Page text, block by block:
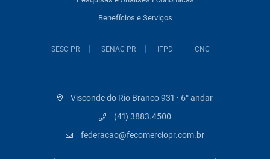
Benefícios e Serviços
SESC PR SENAC PR IFPD CNC
Visconde do Rio Branco 931 • 6° andar
(41) 3883.4500
federacao@fecomerciopr.com.br